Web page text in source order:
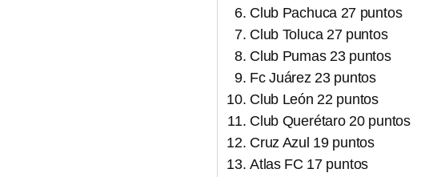
Club Pachuca 27 puntos
Club Toluca 27 puntos
Club Pumas 23 puntos
Fc Juárez 23 puntos
Club León 22 puntos
Club Querétaro 20 puntos
Cruz Azul 19 puntos
Atlas FC 17 puntos